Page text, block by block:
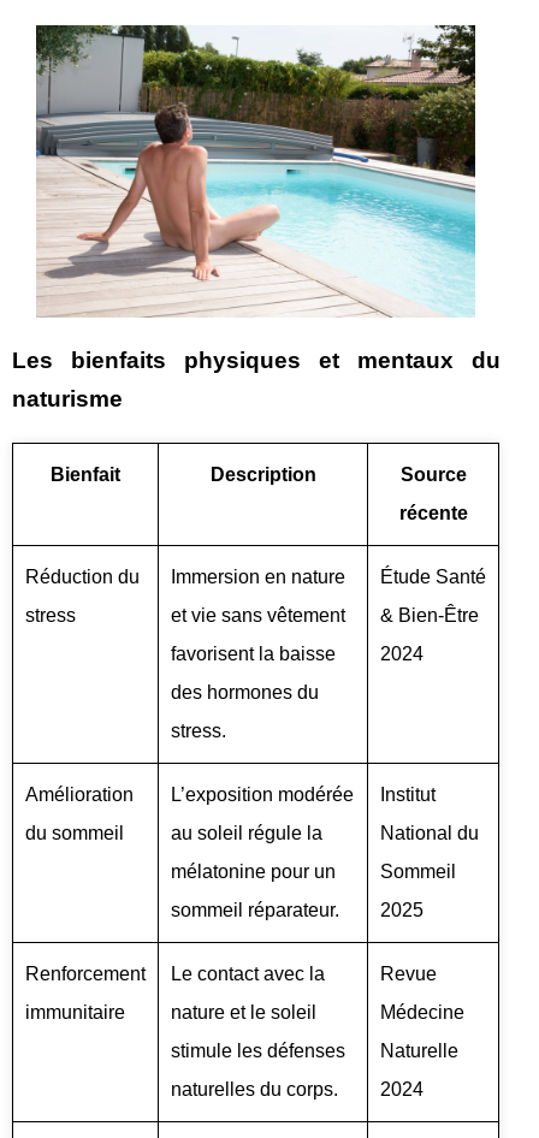
Les bienfaits physiques et mentaux du
naturisme
Bienfait Description
Source
récente
Réduction du
stress
Immersion en nature
et vie sans vêtement
favorisent la baisse
des hormones du
stress.
Étude Santé
& Bien-Être
2024
Amélioration
du sommeil
L’exposition modérée
au soleil régule la
mélatonine pour un
sommeil réparateur.
Institut
National du
Sommeil
2025
Renforcement
immunitaire
Le contact avec la
nature et le soleil
stimule les défenses
naturelles du corps.
Revue
Médecine
Naturelle
2024